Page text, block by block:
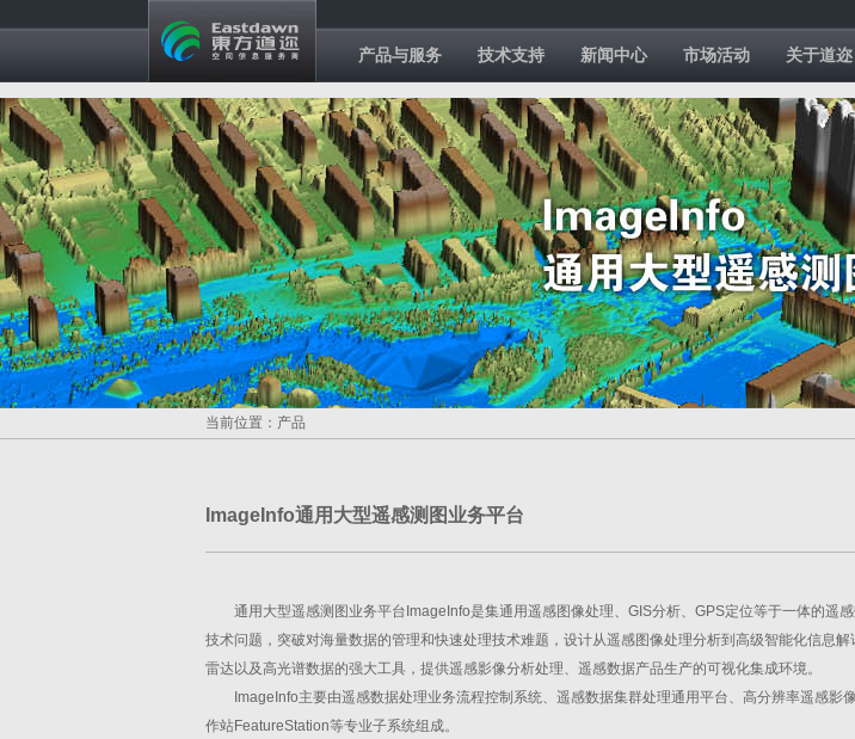
产品与服务 技术支持 新闻中心 市场活动 关于道迩
当前位置：产品
ImageInfo通用大型遥感测图业务平台
通用大型遥感测图业务平台ImageInfo是集通用遥感图像处理、GIS分析、GPS定位等于一体的遥
技术问题，突破对海量数据的管理和快速处理技术难题，设计从遥感图像处理分析到高级智能化信息解
雷达以及高光谱数据的强大工具，提供遥感影像分析处理、遥感数据产品生产的可视化集成环境。
ImageInfo主要由遥感数据处理业务流程控制系统、遥感数据集群处理通用平台、高分辨率遥感
作站FeatureStation等专业子系统组成。